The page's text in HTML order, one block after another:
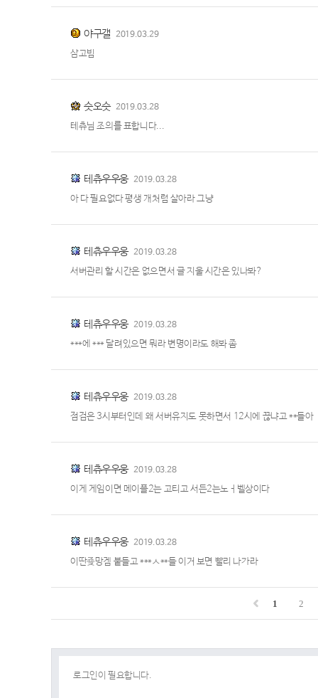
야구갤 2019.03.29
삼고빔
슷오슷 2019.03.28
테츄님 조의를 표합니다...
테츄우우웅 2019.03.28
아 다 필요없다 평생 개처럼 살아라 그냥
테츄우우웅 2019.03.28
서버관리 할 시간은 없으면서 글 지울 시간은 있나봐?
테츄우우웅 2019.03.28
***에 *** 달려있으면 뭐라 변명이라도 해봐 좀
테츄우우웅 2019.03.28
점검은 3시부터인데 왜 서버유지도 못하면서 12시에 끊냐고 **들아
테츄우우웅 2019.03.28
이게 게임이면 메이플2는 고티고 서든2는노ㅓ벨상이다
테츄우우웅 2019.03.28
이딴죶망겜 붙들고 ***ㅅ**들 이거 보면 빨리 나가라
1 2